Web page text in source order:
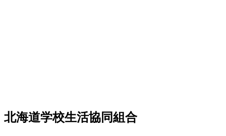
北海道学校生活協同組合